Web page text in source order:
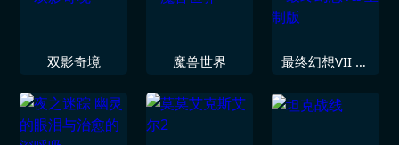
双影奇境 魔兽世界
最终幻想VII 重